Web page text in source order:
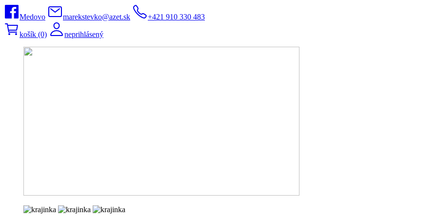
Medovo marekstevko@azet.sk +421 910 330 483
košík (0) neprihlásený